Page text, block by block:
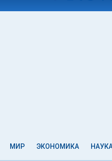
МИР ЭКОНОМИКА